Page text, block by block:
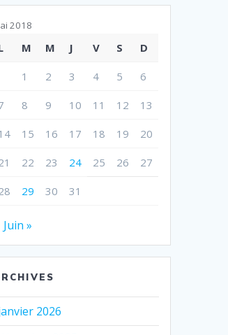
2018
M M J V S D
1 2 3 4 5 6
8 9 10 11 12 13
15 16 17 18 19 20
22 23 24 25 26 27
29 30 31
Juin »
2026